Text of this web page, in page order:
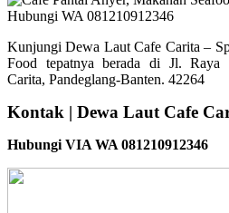
Kunjungi Dewa Laut Cafe Carita –
Food tepatnya berada di Jl. Raya
Carita, Pandeglang-Banten. 42264
Kontak | Dewa Laut Cafe
Hubungi VIA WA 081210912346